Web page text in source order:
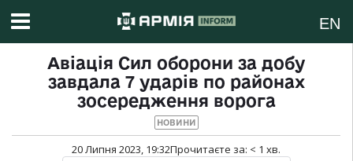
EN
Авіація Сил оборони за добу
завдала 7 ударів по районах
зосередження ворога
НОВИНИ
20 Липня 2023, 19:32Прочитаєте за: < 1 хв.